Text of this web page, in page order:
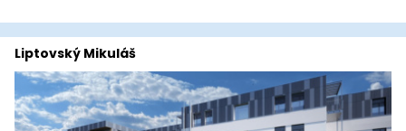
Liptovský Mikuláš